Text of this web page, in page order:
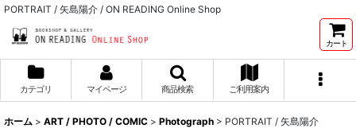
PORTRAIT / 矢島陽介 / ON READING Online Shop
カート
カテゴリ マイページ 商品検索 ご利用案内
ホーム > ART / PHOTO / COMIC > Photograph > PORTRAIT / 矢島陽介